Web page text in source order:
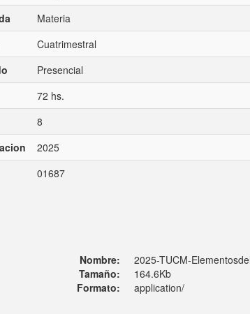
Materia
Cuatrimestral
Presencial
72 hs.
8
2025
01687
Nombre:
2025-TUCM-
Tamaño:
164.6Kb
Formato:
application/